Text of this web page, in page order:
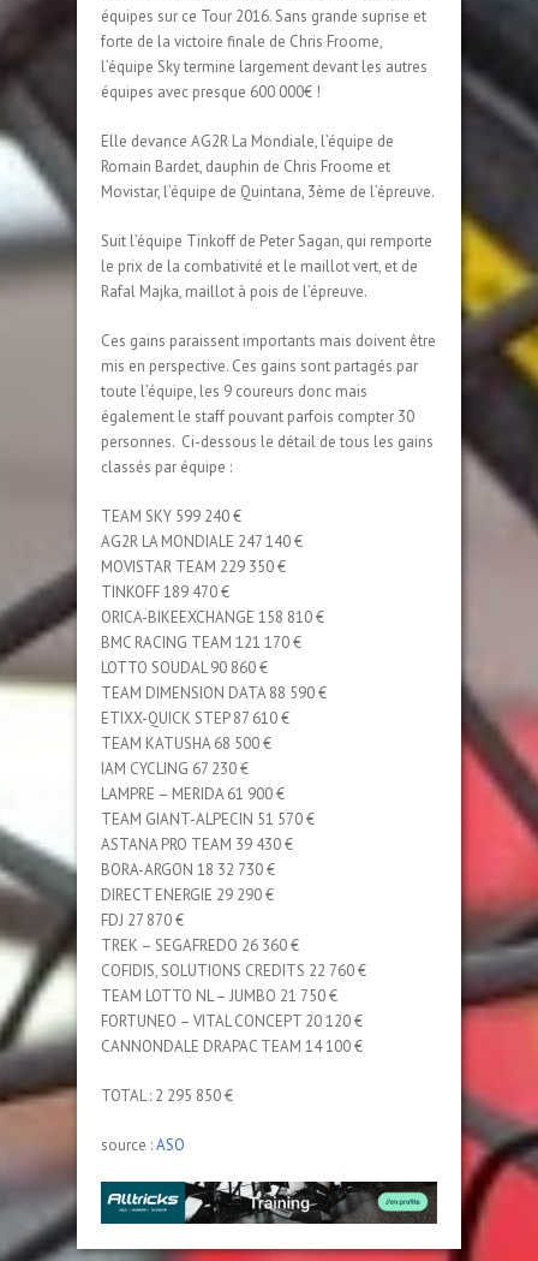
équipes sur ce Tour 2016. Sans grande suprise et
forte de la victoire finale de Chris Froome,
l’équipe Sky termine largement devant les autres
équipes avec presque 600 000€ !
Elle devance AG2R La Mondiale, l’équipe de
Romain Bardet, dauphin de Chris Froome et
Movistar, l’équipe de Quintana, 3ème de l’épreuve.
Suit l’équipe Tinkoff de Peter Sagan, qui remporte
le prix de la combativité et le maillot vert, et de
Rafal Majka, maillot à pois de l’épreuve.
Ces gains paraissent importants mais doivent être
mis en perspective. Ces gains sont partagés par
toute l’équipe, les 9 coureurs donc mais
également le staff pouvant parfois compter 30
personnes. Ci-dessous le détail de tous les gains
classés par équipe :
TEAM SKY 599 240 €
AG2R LA MONDIALE 247 140 €
MOVISTAR TEAM 229 350 €
TINKOFF 189 470 €
ORICA-BIKEEXCHANGE 158 810 €
BMC RACING TEAM 121 170 €
LOTTO SOUDAL 90 860 €
TEAM DIMENSION DATA 88 590 €
ETIXX-QUICK STEP 87 610 €
TEAM KATUSHA 68 500 €
IAM CYCLING 67 230 €
LAMPRE – MERIDA 61 900 €
TEAM GIANT-ALPECIN 51 570 €
ASTANA PRO TEAM 39 430 €
BORA-ARGON 18 32 730 €
DIRECT ENERGIE 29 290 €
FDJ 27 870 €
TREK – SEGAFREDO 26 360 €
COFIDIS, SOLUTIONS CREDITS 22 760 €
TEAM LOTTO NL – JUMBO 21 750 €
FORTUNEO – VITAL CONCEPT 20 120 €
CANNONDALE DRAPAC TEAM 14 100 €
TOTAL : 2 295 850 €
source :ASO